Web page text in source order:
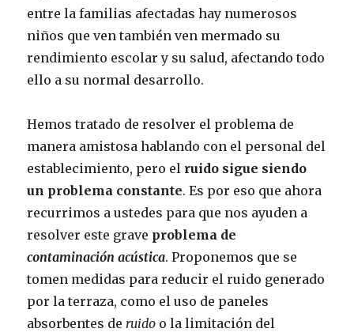
entre la familias afectadas hay numerosos
niños que ven también ven mermado su
rendimiento escolar y su salud, afectando todo
ello a su normal desarrollo.
Hemos tratado de resolver el problema de
manera amistosa hablando con el personal del
establecimiento, pero el ruido sigue siendo
un problema constante. Es por eso que ahora
recurrimos a ustedes para que nos ayuden a
resolver este grave problema de
contaminación acústica. Proponemos que se
tomen medidas para reducir el ruido generado
por la terraza, como el uso de paneles
absorbentes de ruido o la limitación del